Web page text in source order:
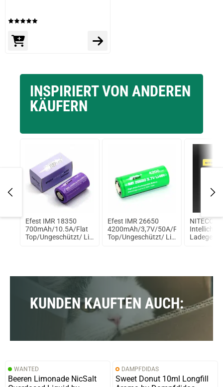
INSPIRIERT VON ANDEREN
KÄUFERN
Efest IMR 18350
700mAh/10.5A/Flat
Top/Ungeschützt/ Li-
Efest IMR 26650
4200mAh/3,7V/50A/Flat
Top/Ungeschützt/ Li-
KUNDEN KAUFTEN AUCH:
WANTED
Beeren Limonade NicSalt
DAMPFDIDAS
Sweet Donut 10ml Longfill